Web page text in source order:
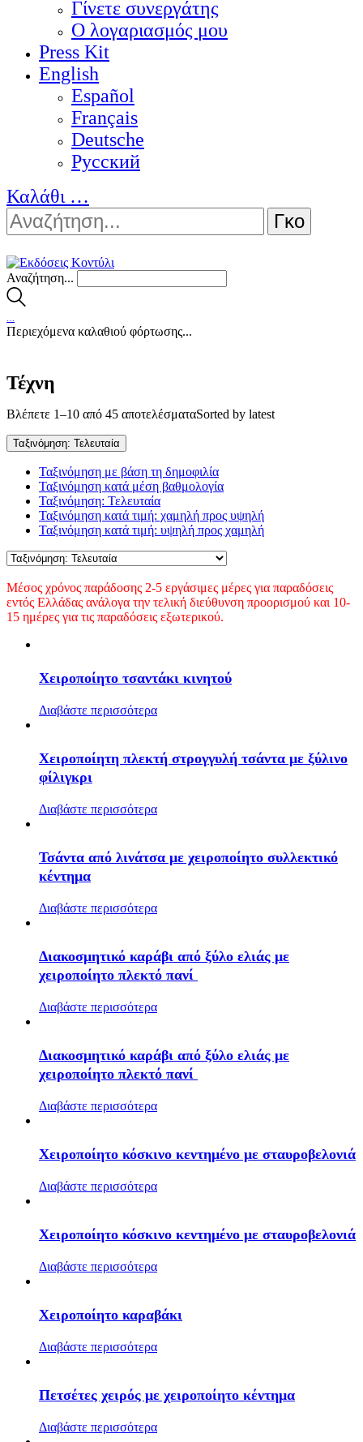
Γίνετε συνεργάτης
Ο λογαριασμός μου
Press Kit
English
Español
Français
Deutsche
Pусский
Καλάθι …
Αναζήτηση...
Περιεχόμενα καλαθιού φόρτωσης...
Τέχνη
Βλέπετε 1–10 από 45 αποτελέσματαSorted by latest
Ταξινόμηση: Τελευταία
Ταξινόμηση με βάση τη δημοφιλία
Ταξινόμηση κατά μέση βαθμολογία
Ταξινόμηση: Τελευταία
Ταξινόμηση κατά τιμή: χαμηλή προς υψηλή
Ταξινόμηση κατά τιμή: υψηλή προς χαμηλή
Μέσος χρόνος παράδοσης 2-5 εργάσιμες μέρες για παραδόσεις
εντός Ελλάδας ανάλογα την τελική διεύθυνση προορισμού και 10-
15 ημέρες για τις παραδόσεις εξωτερικού.
Χειροποίητο τσαντάκι κινητού
Διαβάστε περισσότερα
Χειροποίητη πλεκτή στρογγυλή τσάντα με ξύλινο
φίλιγκρι
Διαβάστε περισσότερα
Τσάντα από λινάτσα με χειροποίητο συλλεκτικό
κέντημα
Διαβάστε περισσότερα
Διακοσμητικό καράβι από ξύλο ελιάς με
χειροποίητο πλεκτό πανί
Διαβάστε περισσότερα
Διακοσμητικό καράβι από ξύλο ελιάς με
χειροποίητο πλεκτό πανί
Διαβάστε περισσότερα
Χειροποίητο κόσκινο κεντημένο με σταυροβελονιά
Διαβάστε περισσότερα
Χειροποίητο κόσκινο κεντημένο με σταυροβελονιά
Διαβάστε περισσότερα
Χειροποίητο καραβάκι
Διαβάστε περισσότερα
Πετσέτες χειρός με χειροποίητο κέντημα
Διαβάστε περισσότερα